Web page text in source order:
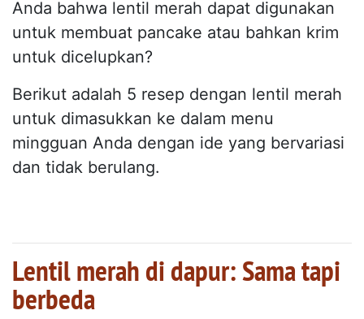
Anda bahwa lentil merah dapat digunakan
untuk membuat pancake atau bahkan krim
untuk dicelupkan?
Berikut adalah 5 resep dengan lentil merah
untuk dimasukkan ke dalam menu
mingguan Anda dengan ide yang bervariasi
dan tidak berulang.
Lentil merah di dapur: Sama tapi
berbeda